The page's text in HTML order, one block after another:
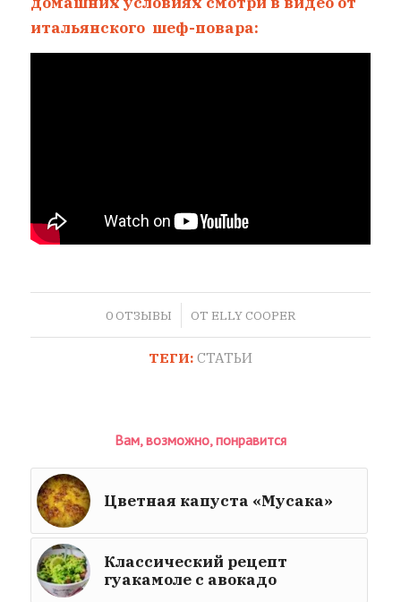
итальянского шеф-повара:
0 ОТЗЫВЫ
/ ОТ ELLY COOPER
ТЕГИ: СТАТЬИ
Вам, возможно, понравится
Цветная капуста «Мусака»
Классический рецепт
гуакамоле с авокадо